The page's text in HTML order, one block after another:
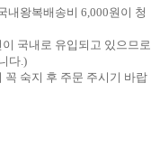
내왕복배송비 6,000원이 청
국내로 유입되고 있으므로
다.)
숙지 후 주문 주시기 바랍